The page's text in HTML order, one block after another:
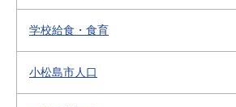
学校給食・食育
小松島市人口